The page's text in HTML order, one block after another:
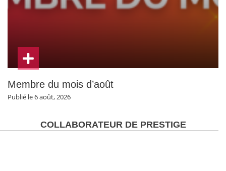
Membre du mois d’août
Publié le 6 août, 2026
COLLABORATEUR DE PRESTIGE